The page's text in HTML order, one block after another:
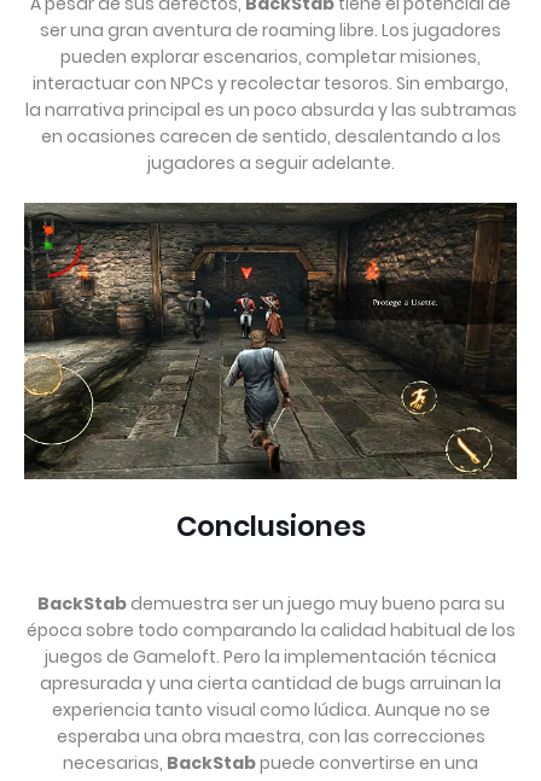
ser una gran aventura de roaming libre. Los jugadores
pueden explorar escenarios, completar misiones,
interactuar con NPCs y recolectar tesoros. Sin embargo,
la narrativa principal es un poco absurda y las subtramas
en ocasiones carecen de sentido, desalentando a los
jugadores a seguir adelante.
Conclusiones
BackStabdemuestra ser un juego muy bueno para su
época sobre todo comparando la calidad habitual de los
juegos de Gameloft. Pero la implementación técnica
apresurada y una cierta cantidad de bugs arruinan la
experiencia tanto visual como lúdica. Aunque no se
esperaba una obra maestra, con las correcciones
necesarias, BackStabpuede convertirse en una